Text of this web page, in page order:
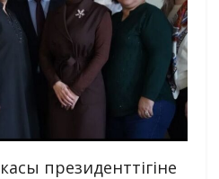
президенттігіне